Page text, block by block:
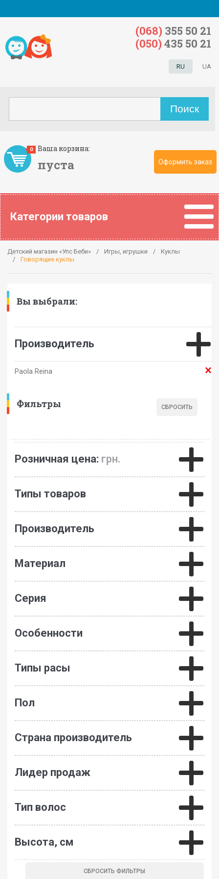
Ваша корзина:
пуста
0
Оформить заказ
RU UA
(068) 355 50 21
(050) 435 50 21
Категории товаров
Детский магазин «Упс Беби» Игры, игрушки
Куклы
Говорящие куклы
Вы выбрали:
Производитель
Paola Reina
Фильтры
Розничная цена: грн.
Типы товаров
Производитель
Материал
Серия
Особенности
Типы расы
Пол
Страна производитель
Лидер продаж
Тип волос
Высота, см